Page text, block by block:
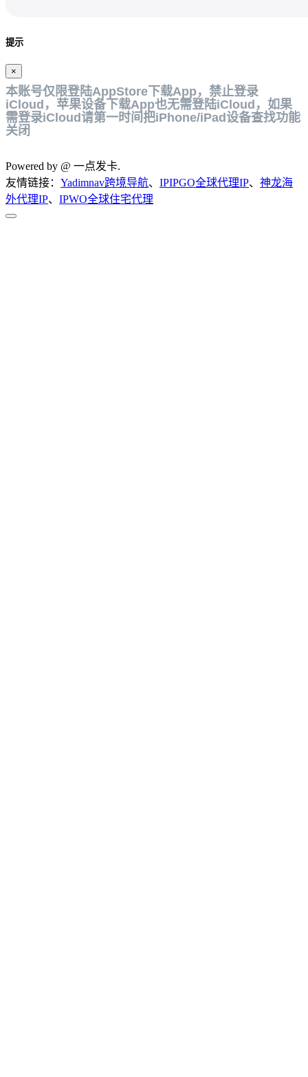
提示
×
本账号仅限登陆AppStore下载App，禁止登录
iCloud，苹果设备下载App也无需登陆iCloud，如果
需登录iCloud请第一时间把iPhone/iPad设备查找功能
关闭
Powered by @ 一点发卡.
友情链接： Yadimnav跨境导航、 IPIPGO全球代理IP、 神龙海
外代理IP、 IPWO全球住宅代理